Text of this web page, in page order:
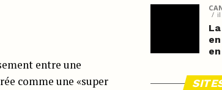
entre une
comme une «super